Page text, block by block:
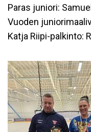
Paras juniori:
Vuoden
Katja Riipi-palkinto: